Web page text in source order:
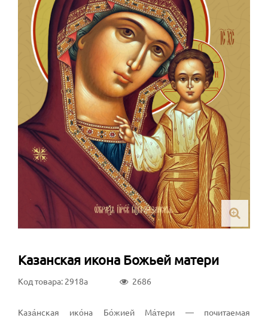
Казанская икона Божьей матери
Код товара: 2918a 2686
Каза́нская ико́на Бо́жией Ма́тери — почитаемая